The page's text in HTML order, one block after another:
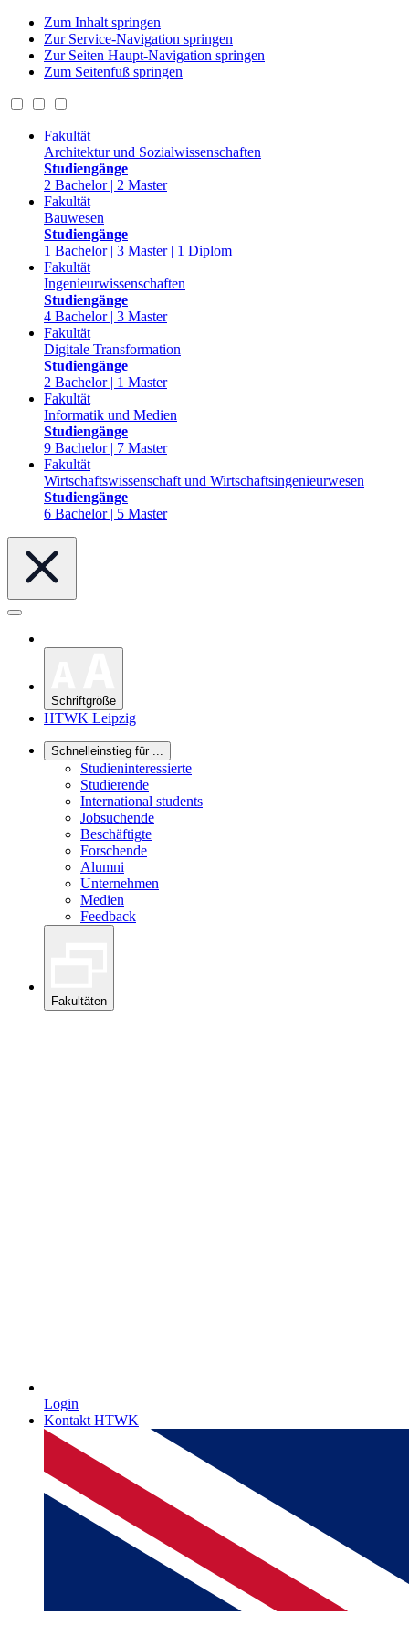
Zum Inhalt springen
Zur Service-Navigation springen
Zur Seiten Haupt-Navigation springen
Zum Seitenfuß springen
Fakultät
Architektur und Sozialwissenschaften
Studiengänge
2 Bachelor | 2 Master
Fakultät
Bauwesen
Studiengänge
1 Bachelor | 3 Master | 1 Diplom
Fakultät
Ingenieurwissenschaften
Studiengänge
4 Bachelor | 3 Master
Fakultät
Digitale Transformation
Studiengänge
2 Bachelor | 1 Master
Fakultät
Informatik und Medien
Studiengänge
9 Bachelor | 7 Master
Fakultät
Wirtschaftswissenschaft und Wirtschaftsingenieurwesen
Studiengänge
6 Bachelor | 5 Master
Schriftgröße
HTWK Leipzig
Schnelleinstieg für ...
Studieninteressierte
Studierende
International students
Jobsuchende
Beschäftigte
Forschende
Alumni
Unternehmen
Medien
Feedback
Fakultäten
Login
Kontakt HTWK